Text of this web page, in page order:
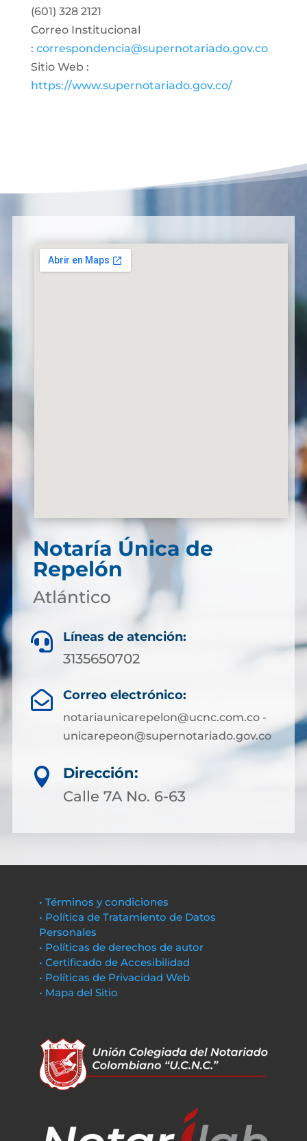
(601) 328 2121
Correo Institucional
: correspondencia@supernotariado.gov.co
Sitio Web :
https://www.supernotariado.gov.co/
Notaría Única de
Repelón
Atlántico
 Líneas de atención:
3135650702
 Correo electrónico:
notariaunicarepelon@ucnc.com.co -
unicarepeon@supernotariado.gov.co

Dirección:
Calle 7A No. 6-63
• Términos y condiciones
• Política de Tratamiento de Datos
Personales
• Políticas de derechos de autor
• Certificado de Accesibilidad
• Políticas de Privacidad Web
• Mapa del Sitio